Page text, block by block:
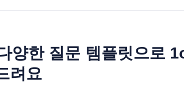
양한 질문 템플릿으로
려요